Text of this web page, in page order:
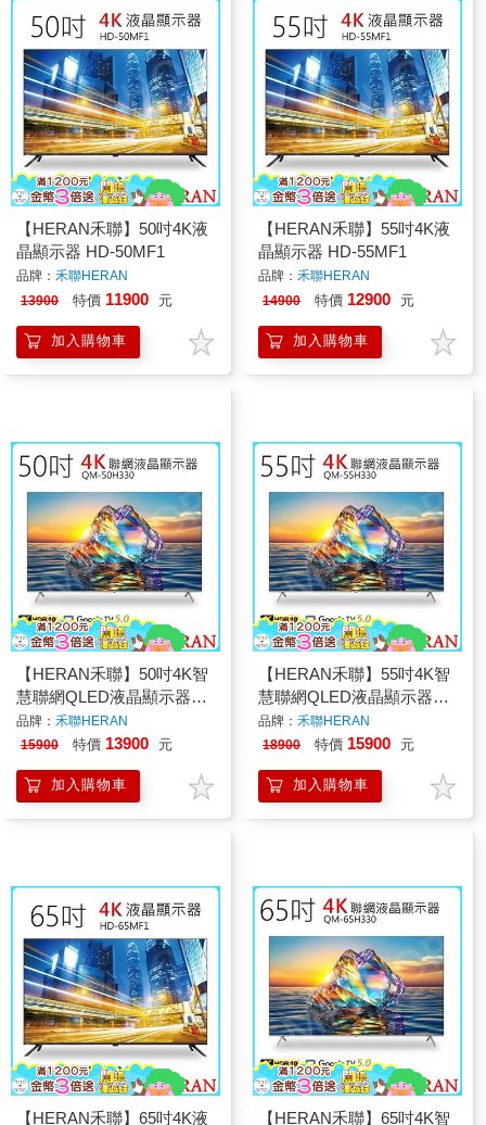
【HERAN禾聯】50吋4K液
晶顯示器 HD-50MF1
品牌： 禾聯HERAN
13900
特價 11900 元
加入購物車
【HERAN禾聯】55吋4K液
晶顯示器 HD-55MF1
品牌： 禾聯HERAN
14900
特價 12900 元
加入購物車
【HERAN禾聯】50吋4K智
慧聯網QLED液晶顯示器
QM-50H330
品牌： 禾聯HERAN
15900
特價 13900 元
加入購物車
【HERAN禾聯】55吋4K智
慧聯網QLED液晶顯示器
QM-55H330
品牌： 禾聯HERAN
18900
特價 15900 元
加入購物車
【HERAN禾聯】65吋4K液 【HERAN禾聯】65吋4K智